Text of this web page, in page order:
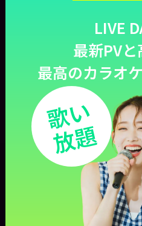
LIVE
最新PV
最高のカラオ
歌い
放題